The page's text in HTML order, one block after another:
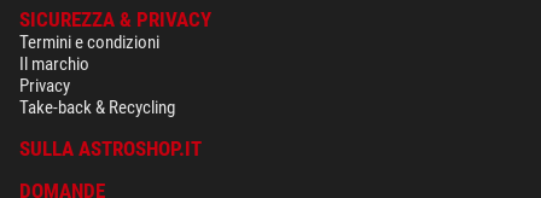
SICUREZZA & PRIVACY
Termini e condizioni
Il marchio
Privacy
Take-back & Recycling
SULLA ASTROSHOP.IT
DOMANDE